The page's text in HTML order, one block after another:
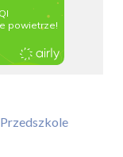
Przedszkole